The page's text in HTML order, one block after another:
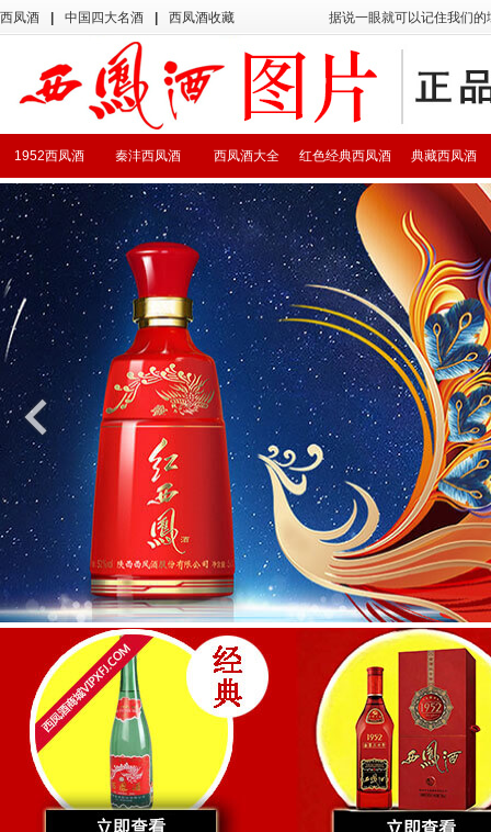
西凤酒 中国四大名酒 西凤酒收藏 据说一眼就可以记住我们
典藏西凤酒
红色经典西凤酒
西凤酒大全
秦沣西凤酒
1952西凤酒